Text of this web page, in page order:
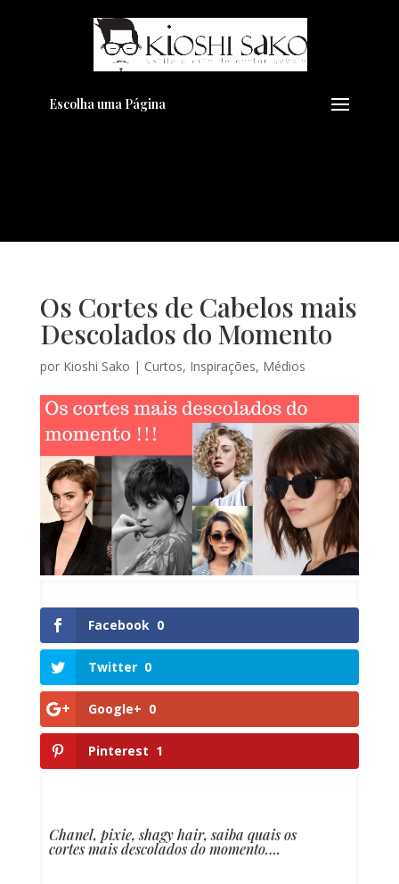
Escolha uma Página
Os Cortes de Cabelos mais
Descolados do Momento
por Kioshi Sako | Curtos, Inspirações, Médios
Facebook 0
Twitter 0
Google+ 0
Pinterest 1
Chanel, pixie, shagy hair, saiba quais os
cortes mais descolados do momento….
Pensando em transformar seu
Visual??